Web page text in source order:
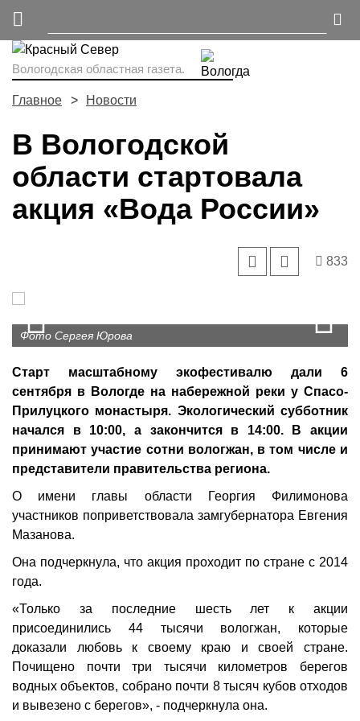
Вологодская областная газета.
Главное Новости
В Вологодской
области стартовала
акция «Вода России»
833
Фото Сергея Юрова
Старт масштабному экофестивалю дали 6
сентября в Вологде на набережной реки у Спасо-
Прилуцкого монастыря. Экологический субботник
начался в 10:00, а закончится в 14:00. В акции
принимают участие сотни вологжан, в том числе и
представители правительства региона.
О имени главы области Георгия Филимонова
участников поприветствовала замгубернатора Евгения
Мазанова.
Она подчеркнула, что акция проходит по стране с 2014
года.
«Только за последние шесть лет к акции
присоединились 44 тысячи вологжан, которые
доказали любовь к своему краю и своей стране.
Почищено почти три тысячи километров берегов
водных объектов, собрано почти 8 тысяч кубов отходов
и вывезено с берегов», - подчеркнула она.